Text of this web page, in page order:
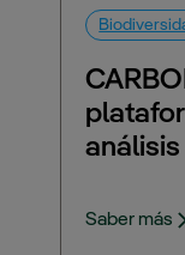
Saber más